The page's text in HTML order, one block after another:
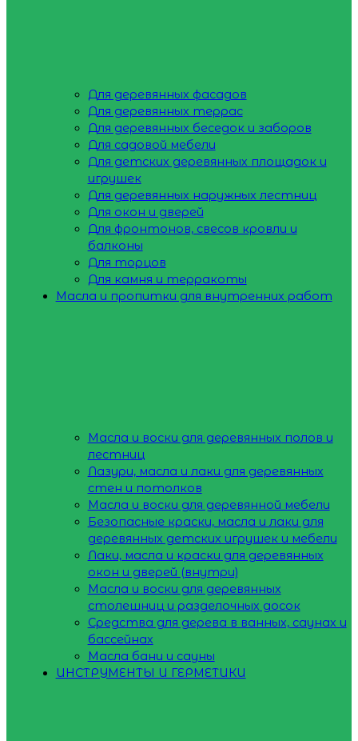
Для деревянных фасадов
Для деревянных террас
Для деревянных беседок и заборов
Для садовой мебели
Для детских деревянных площадок и
игрушек
Для деревянных наружных лестниц
Для окон и дверей
Для фронтонов, свесов кровли и
балконы
Для торцов
Для камня и терракоты
Масла и пропитки для внутренних работ
Масла и воски для деревянных полов и
лестниц
Лазури, масла и лаки для деревянных
стен и потолков
Масла и воски для деревянной мебели
Безопасные краски, масла и лаки для
деревянных детских игрушек и мебели
Лаки, масла и краски для деревянных
окон и дверей (внутри)
Масла и воски для деревянных
столешниц и разделочных досок
Средства для дерева в ванных, саунах и
бассейнах
Масла бани и сауны
ИНСТРУМЕНТЫ И ГЕРМЕТИКИ